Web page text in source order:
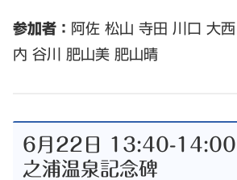
参加者： 阿佐 松山 寺田 川口 大
内 谷川 肥山美 肥山晴
6月22日 13:40-14:00
之浦温泉記念碑